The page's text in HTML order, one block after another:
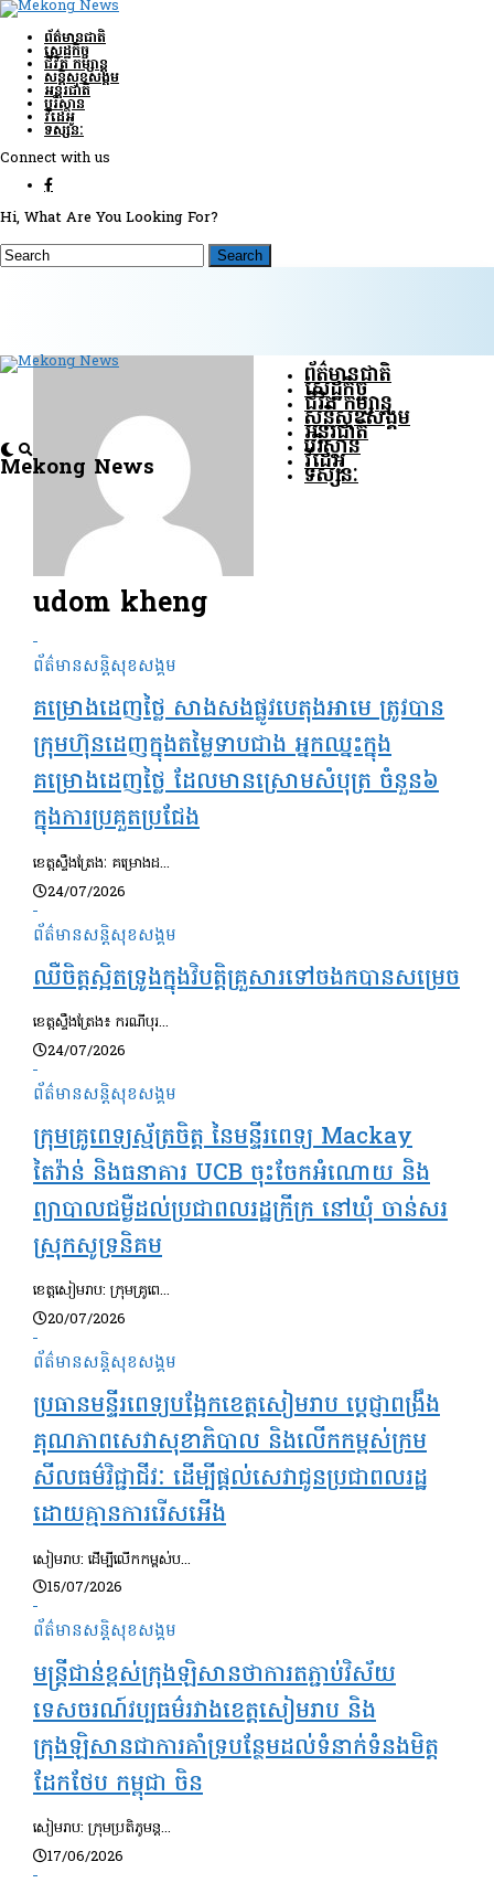
ព័ត៌មានជាតិ
សេដ្ឋកិច្ច
ជីវិត កម្សាន្ត
សន្តិសុខ​សង្គម
អន្តរជាតិ
បរិស្ថាន
វីដេអូ
ទស្សនៈ
Connect with us
Hi, What Are You Looking For?
Mekong News
ព័ត៌មានជាតិ
សេដ្ឋកិច្ច
ជីវិត កម្សាន្ត
សន្តិសុខ​សង្គម
អន្តរជាតិ
បរិស្ថាន
វីដេអូ
ទស្សនៈ
udom kheng
ព័ត៌មានសន្តិសុខ​សង្គម
គម្រោងដេញថ្លៃ សាងសងផ្លូវបេតុងអាមេ ត្រូវបាន
ក្រុមហ៊ុនដេញក្នុងតម្លៃទាបជាង អ្នកឈ្នះក្នុង
គម្រោងដេញថ្លៃ ដែលមានស្រោមសំបុត្រ ចំនួន៦
ក្នុងការប្រគួតប្រជែង
ខេត្តស្ទឹងត្រែងៈ គម្រោងដ...
24/07/2026
ព័ត៌មានសន្តិសុខ​សង្គម
ឈឺចិត្តស្អិតទ្រូងក្នុងវិបត្តិគ្រួសារទៅចងកបានសម្រេច
ខេត្តស្ទឹងត្រែង៖ ករណីបុរ...
24/07/2026
ព័ត៌មានសន្តិសុខ​សង្គម
ក្រុមគ្រូពេទ្យស្ម័ត្រចិត្ត នៃមន្ទីរពេទ្យ Mackay
តៃវ៉ាន់ និងធនាគារ UCB ចុះចែកអំណោយ និង
ព្យាបាលជម្ងឺដល់ប្រជាពលរដ្ឋក្រីក្រ នៅឃុំ ចាន់សរ
ស្រុកសូទ្រនិគម
ខេត្តសៀមរាប: ក្រុមគ្រូពេ...
20/07/2026
ព័ត៌មានសន្តិសុខ​សង្គម
ប្រធានមន្ទីរពេទ្យបង្អែកខេត្តសៀមរាប ប្ដេជ្ញាពង្រឹង
គុណភាពសេវាសុខាភិបាល និងលើកកម្ពស់ក្រម
សីលធម៌វិជ្ជាជីវៈ ដើម្បីផ្ដល់សេវាជូនប្រជាពលរដ្ឋ
ដោយគ្មានការរើសអើង
សៀមរាប: ដើម្បីលើកកម្ពស់ប...
15/07/2026
ព័ត៌មានសន្តិសុខ​សង្គម
មន្ត្រីជាន់ខ្ពស់ក្រុងឡិសានថាការតភ្ជាប់វិស័យ
ទេសចរណ៍វប្បធម៌រវាងខេត្តសៀមរាប និង
ក្រុងឡិសានជាការគាំទ្របន្ថែមដល់ទំនាក់ទំនងមិត្ត
ដែកថែប កម្ពុជា ចិន
សៀមរាប: ក្រុមប្រតិភូមន្ត...
17/06/2026